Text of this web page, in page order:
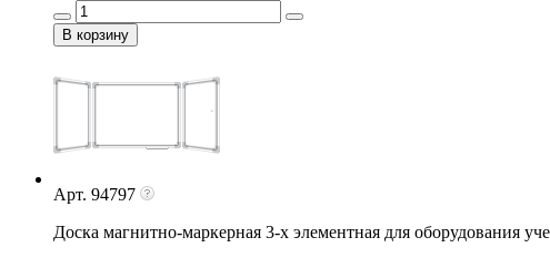
Арт. 94797
Доска магнитно-маркерная 3-х элементная для оборудования